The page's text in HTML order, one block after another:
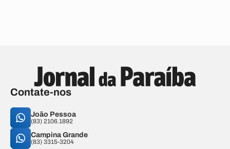
Contate-nos
João Pessoa
(83) 2106.1892
Campina Grande
(83) 3315-3204